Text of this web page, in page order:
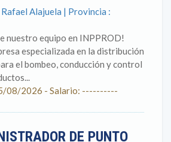
Rafael Alajuela | Provincia :
nuestro equipo en INPPROD!
especializada en la distribución
el bombeo, conducción y control
08/2026 - Salario: ----------
DE PUNTO